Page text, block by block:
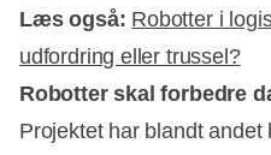
Læs også: Robotter i
udfordring eller trussel?
Robotter skal forbedre
Projektet har blandt andet